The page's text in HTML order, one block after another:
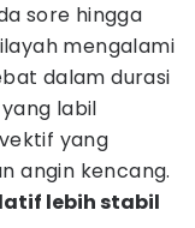
sore hingga
mengalami
dalam durasi
labil
yang
angin kencang.
lebih stabil